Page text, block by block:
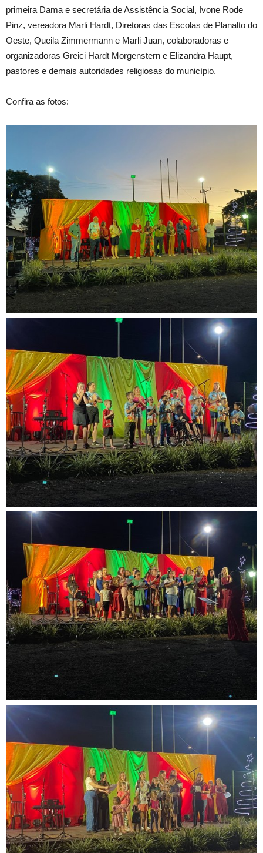
primeira Dama e secretária de Assistência Social, Ivone Rode
Pinz, vereadora Marli Hardt, Diretoras das Escolas de Planalto do
Oeste, Queila Zimmermann e Marli Juan, colaboradoras e
organizadoras Greici Hardt Morgenstern e Elizandra Haupt,
pastores e demais autoridades religiosas do município.
Confira as fotos: